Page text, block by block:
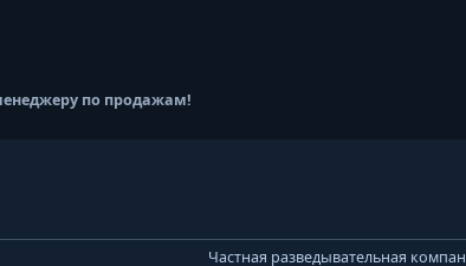
по продажам!
Частная разведывательная